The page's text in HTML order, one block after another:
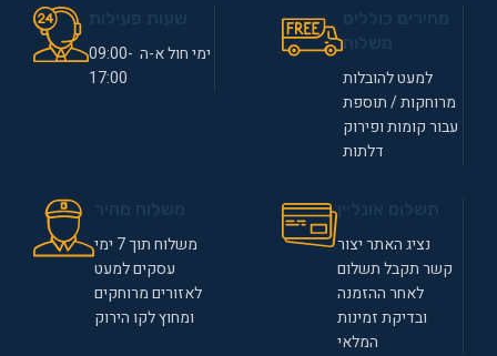
למעט להובלות
מרוחקות / תוספת
עבור קומות ופירוק
דלתות
ימי חול א-ה 09:00-
17:00
נציג האתר יצור
קשר תקבל תשלום
לאחר ההזמנה
ובדיקת זמינות
המלאי
משלוח תוך 7 ימי
עסקים למעט
לאזורים מרוחקים
ומחוץ לקו הירוק